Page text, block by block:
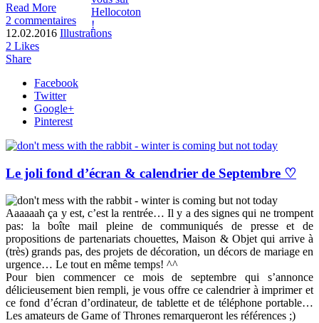
Read More
2 commentaires
12.02.2016 Illustrations
2 Likes
Share
Facebook
Twitter
Google+
Pinterest
Le joli fond d’écran & calendrier de Septembre ♡
Aaaaaah ça y est, c’est la rentrée… Il y a des signes qui ne trompent
pas: la boîte mail pleine de communiqués de presse et de
propositions de partenariats chouettes, Maison & Objet qui arrive à
(très) grands pas, des projets de décoration, un décors de mariage en
urgence… Le tout en même temps! ^^
Pour bien commencer ce mois de septembre qui s’annonce
délicieusement bien rempli, je vous offre ce calendrier à imprimer et
ce fond d’écran d’ordinateur, de tablette et de téléphone portable…
Les amateurs de Game of Thrones remarqueront les références ;)